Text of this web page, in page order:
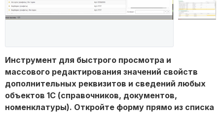
Инструмент для быстрого просмотра и
массового редактирования значений свойств
дополнительных реквизитов и сведений любых
объектов 1С (справочников, документов,
номенклатуры). Откройте форму прямо из списка